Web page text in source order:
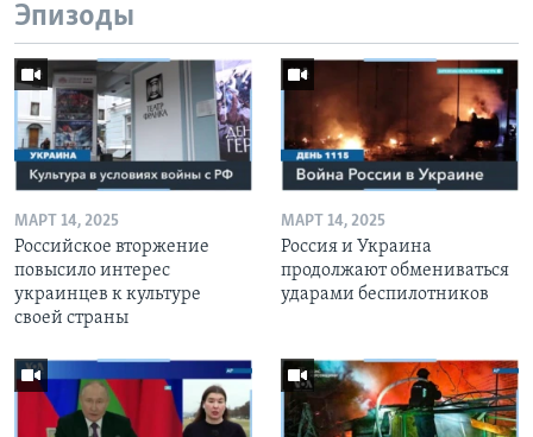
Эпизоды
МАРТ 14, 2025
Российское вторжение
повысило интерес
украинцев к культуре
своей страны
МАРТ 14, 2025
Россия и Украина
продолжают обмениваться
ударами беспилотников